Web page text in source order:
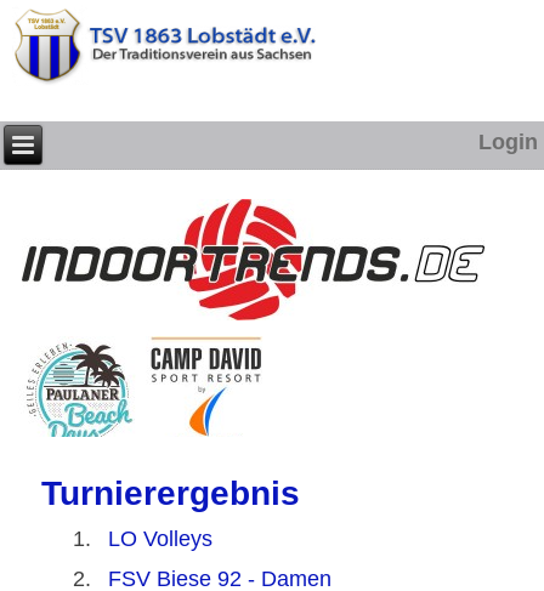
Login
Turnierergebnis
1.
LO Volleys
2.
FSV Biese 92 - Damen